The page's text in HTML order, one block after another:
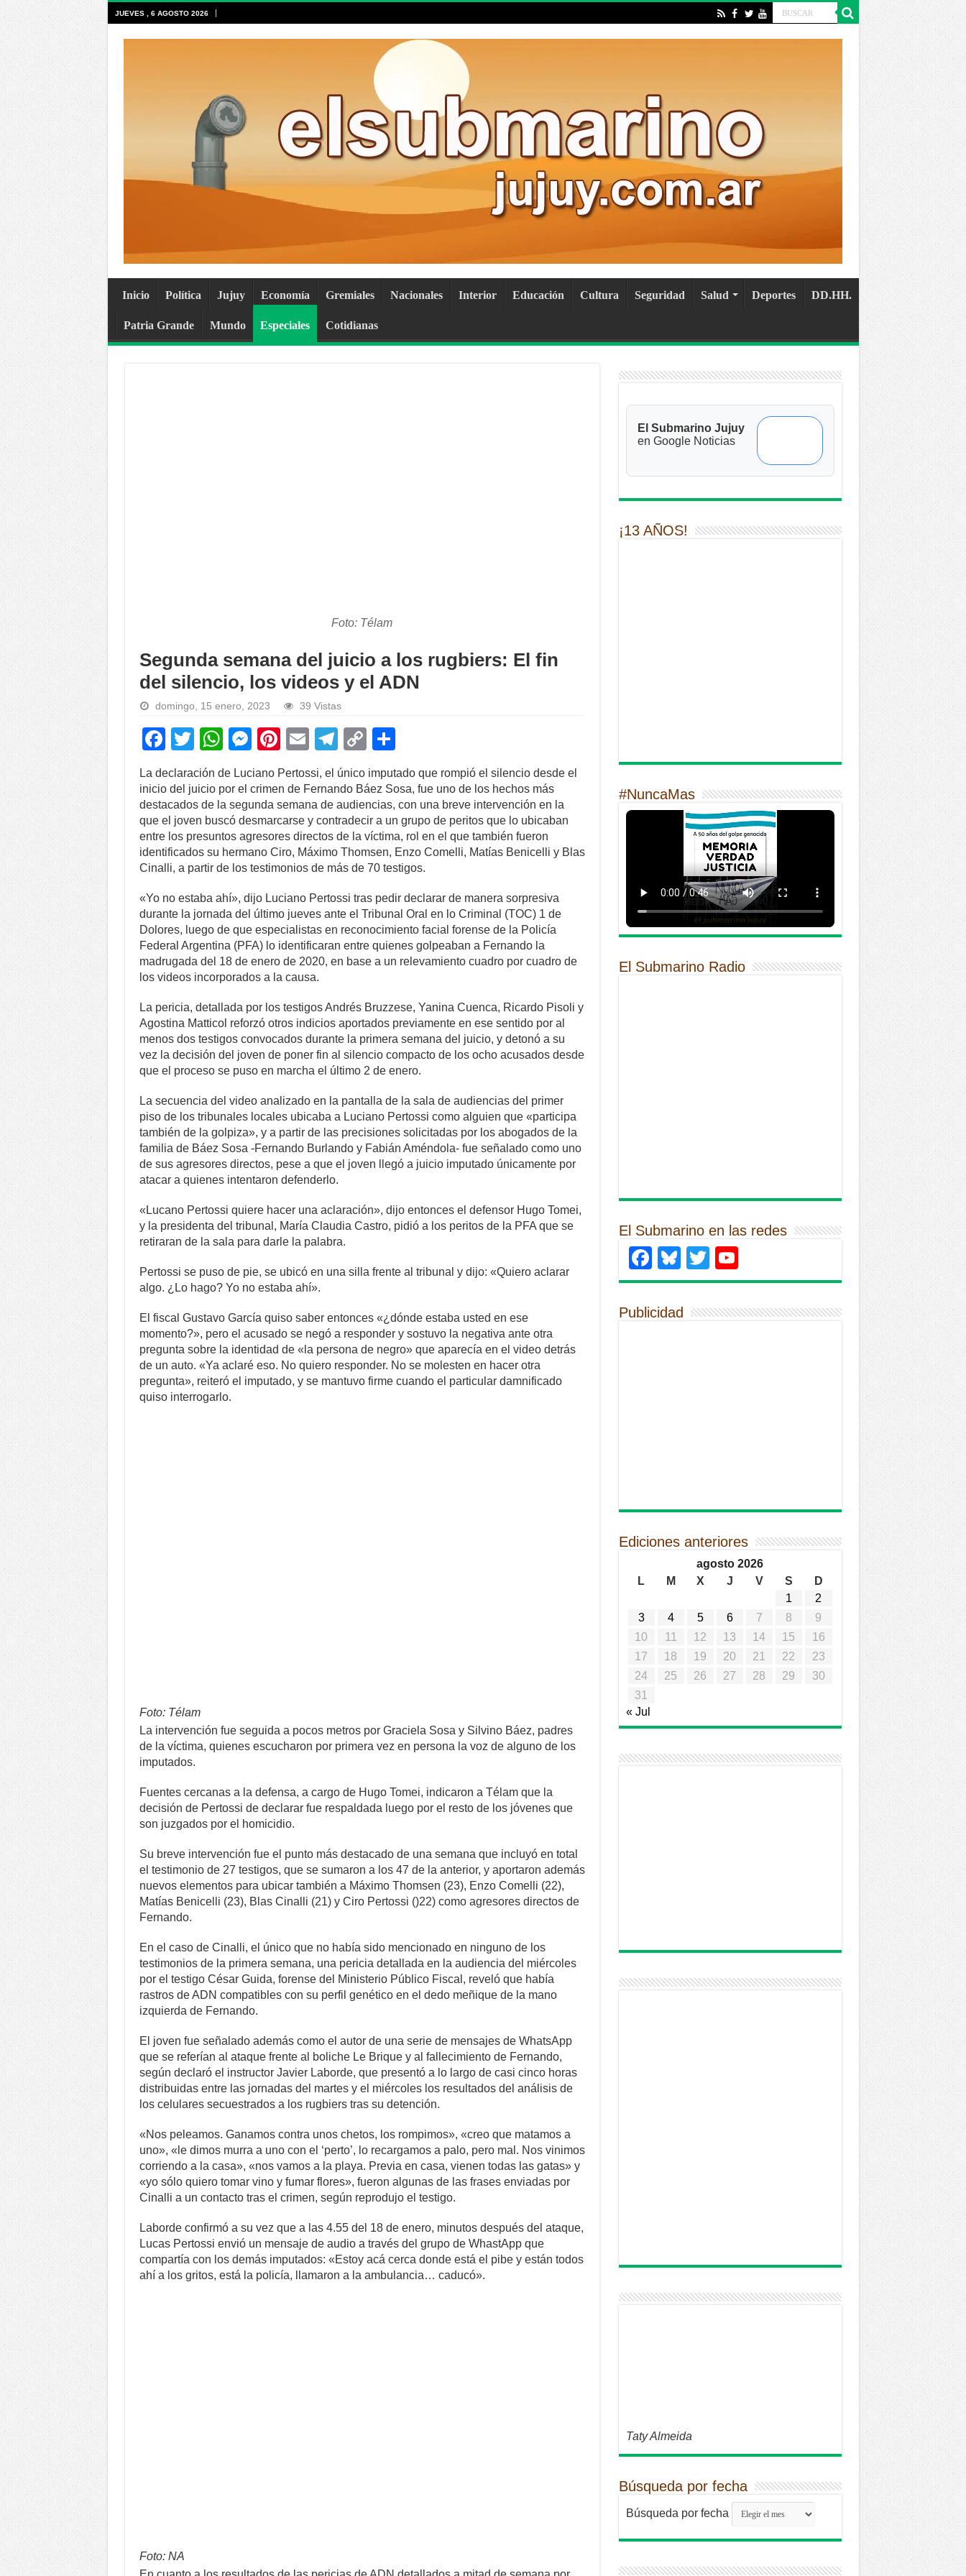
JUEVES , 6 AGOSTO 2026
Inicio Política Jujuy Economía Gremiales Nacionales Interior Educación Cultura Seguridad Salud Deportes DD.HH.
Patria Grande Mundo Especiales Cotidianas
Foto: Télam
Segunda semana del juicio a los rugbiers: El fin
del silencio, los videos y el ADN
domingo, 15 enero, 2023 39 Vistas
F
a
c
e
b
o
o
k
T
wi
tt
er
W
h
at
s
A
p
p
M
e
ss
e
n
g
er
Pi
nt
er
e
st
E
m
ail
T
el
e
gr
a
m
C
o
p
y
Li
n
k
h
ar
e
La declaración de Luciano Pertossi, el único imputado que rompió el silencio desde el
inicio del juicio por el crimen de Fernando Báez Sosa, fue uno de los hechos más
destacados de la segunda semana de audiencias, con una breve intervención en la
que el joven buscó desmarcarse y contradecir a un grupo de peritos que lo ubicaban
entre los presuntos agresores directos de la víctima, rol en el que también fueron
identificados su hermano Ciro, Máximo Thomsen, Enzo Comelli, Matías Benicelli y Blas
Cinalli, a partir de los testimonios de más de 70 testigos.
«Yo no estaba ahí», dijo Luciano Pertossi tras pedir declarar de manera sorpresiva
durante la jornada del último jueves ante el Tribunal Oral en lo Criminal (TOC) 1 de
Dolores, luego de que especialistas en reconocimiento facial forense de la Policía
Federal Argentina (PFA) lo identificaran entre quienes golpeaban a Fernando la
madrugada del 18 de enero de 2020, en base a un relevamiento cuadro por cuadro de
los videos incorporados a la causa.
La pericia, detallada por los testigos Andrés Bruzzese, Yanina Cuenca, Ricardo Pisoli y
Agostina Matticol reforzó otros indicios aportados previamente en ese sentido por al
menos dos testigos convocados durante la primera semana del juicio, y detonó a su
vez la decisión del joven de poner fin al silencio compacto de los ocho acusados desde
que el proceso se puso en marcha el último 2 de enero.
La secuencia del video analizado en la pantalla de la sala de audiencias del primer
piso de los tribunales locales ubicaba a Luciano Pertossi como alguien que «participa
también de la golpiza», y a partir de las precisiones solicitadas por los abogados de la
familia de Báez Sosa -Fernando Burlando y Fabián Améndola- fue señalado como uno
de sus agresores directos, pese a que el joven llegó a juicio imputado únicamente por
atacar a quienes intentaron defenderlo.
«Lucano Pertossi quiere hacer una aclaración», dijo entonces el defensor Hugo Tomei,
y la presidenta del tribunal, María Claudia Castro, pidió a los peritos de la PFA que se
retiraran de la sala para darle la palabra.
Pertossi se puso de pie, se ubicó en una silla frente al tribunal y dijo: «Quiero aclarar
algo. ¿Lo hago? Yo no estaba ahí».
El fiscal Gustavo García quiso saber entonces «¿dónde estaba usted en ese
momento?», pero el acusado se negó a responder y sostuvo la negativa ante otra
pregunta sobre la identidad de «la persona de negro» que aparecía en el video detrás
de un auto. «Ya aclaré eso. No quiero responder. No se molesten en hacer otra
pregunta», reiteró el imputado, y se mantuvo firme cuando el particular damnificado
quiso interrogarlo.
Foto: Télam
La intervención fue seguida a pocos metros por Graciela Sosa y Silvino Báez, padres
de la víctima, quienes escucharon por primera vez en persona la voz de alguno de los
imputados.
Fuentes cercanas a la defensa, a cargo de Hugo Tomei, indicaron a Télam que la
decisión de Pertossi de declarar fue respaldada luego por el resto de los jóvenes que
son juzgados por el homicidio.
Su breve intervención fue el punto más destacado de una semana que incluyó en total
el testimonio de 27 testigos, que se sumaron a los 47 de la anterior, y aportaron además
nuevos elementos para ubicar también a Máximo Thomsen (23), Enzo Comelli (22),
Matías Benicelli (23), Blas Cinalli (21) y Ciro Pertossi ()22) como agresores directos de
Fernando.
En el caso de Cinalli, el único que no había sido mencionado en ninguno de los
testimonios de la primera semana, una pericia detallada en la audiencia del miércoles
por el testigo César Guida, forense del Ministerio Público Fiscal, reveló que había
rastros de ADN compatibles con su perfil genético en el dedo meñique de la mano
izquierda de Fernando.
El joven fue señalado además como el autor de una serie de mensajes de WhatsApp
que se referían al ataque frente al boliche Le Brique y al fallecimiento de Fernando,
según declaró el instructor Javier Laborde, que presentó a lo largo de casi cinco horas
distribuidas entre las jornadas del martes y el miércoles los resultados del análisis de
los celulares secuestrados a los rugbiers tras su detención.
«Nos peleamos. Ganamos contra unos chetos, los rompimos», «creo que matamos a
uno», «le dimos murra a uno con el ‘perto’, lo recargamos a palo, pero mal. Nos vinimos
corriendo a la casa», «nos vamos a la playa. Previa en casa, vienen todas las gatas» y
«yo sólo quiero tomar vino y fumar flores», fueron algunas de las frases enviadas por
Cinalli a un contacto tras el crimen, según reprodujo el testigo.
Laborde confirmó a su vez que a las 4.55 del 18 de enero, minutos después del ataque,
Lucas Pertossi envió un mensaje de audio a través del grupo de WhastApp que
compartía con los demás imputados: «Estoy acá cerca donde está el pibe y están todos
ahí a los gritos, está la policía, llamaron a la ambulancia… caducó».
Foto: NA
El Submarino Jujuy
en Google Noticias
¡13 AÑOS!
#NuncaMas
El Submarino Radio
El Submarino en las redes
Facebook
Bluesky
Twitter
Publicidad
Ediciones anteriores
agosto 2026
L
M X J V S
D
1
2
3
4 5 6 7 8
9
10
11 12 13 14 15
16
17
18 19 20 21 22
23
24
25 26 27 28 29
30
31
« Jul
Taty Almeida
Búsqueda por fecha
Búsqueda por fecha